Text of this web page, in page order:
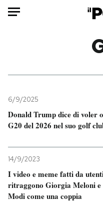
Mondo
Politica
Tecnologia
Scienza
Economia
Sport
6/9/2025
Donald Trump dice di voler
G20 del 2026 nel suo golf
14/9/2023
I video e meme fatti da
ritraggono Giorgia Meloni e
Modi come una coppia